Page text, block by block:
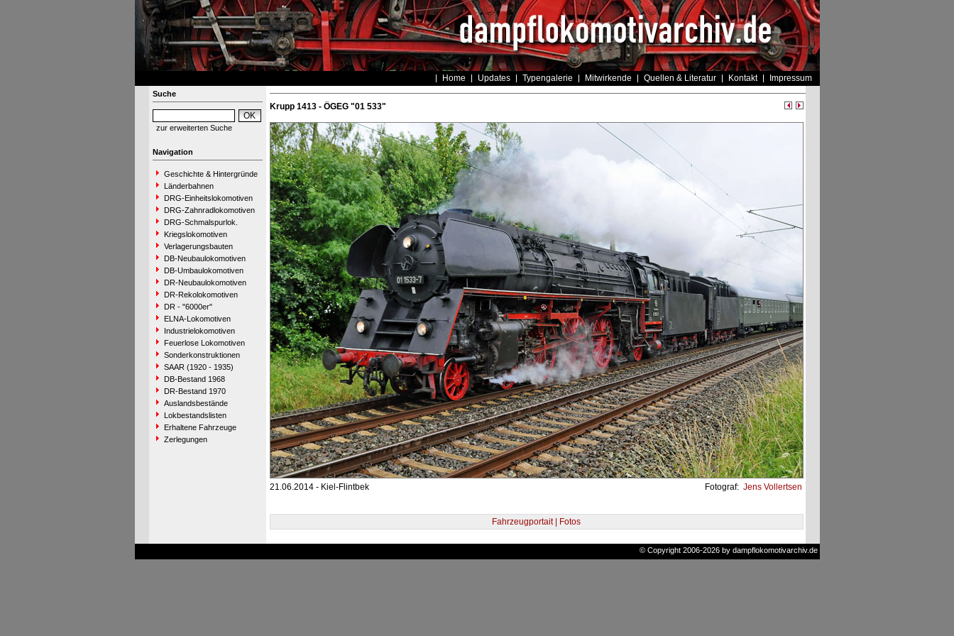
Home Updates Typengalerie Mitwirkende Quellen & Literatur Kontakt Impressum
Suche
zur erweiterten Suche
Navigation
Geschichte & Hintergründe
Länderbahnen
DRG-Einheitslokomotiven
DRG-Zahnradlokomotiven
DRG-Schmalspurlok.
Kriegslokomotiven
Verlagerungsbauten
DB-Neubaulokomotiven
DB-Umbaulokomotiven
DR-Neubaulokomotiven
DR-Rekolokomotiven
DR - "6000er"
ELNA-Lokomotiven
Industrielokomotiven
Feuerlose Lokomotiven
Sonderkonstruktionen
SAAR (1920 - 1935)
DB-Bestand 1968
DR-Bestand 1970
Auslandsbestände
Lokbestandslisten
Erhaltene Fahrzeuge
Zerlegungen
Krupp 1413 - ÖGEG "01 533"
21.06.2014 - Kiel-Flintbek Fotograf: Jens Vollertsen
Fahrzeugportait | Fotos
© Copyright 2006-2026 by dampflokomotivarchiv.de